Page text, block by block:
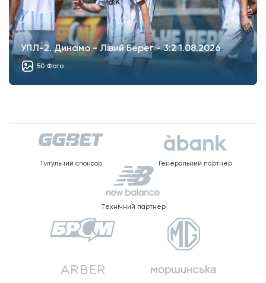
УПЛ-2. Динамо - Лівий Берег - 3:2 1.08.2026
50 Фото
Титульний спонсор Генеральний партнер
Технічний партнер